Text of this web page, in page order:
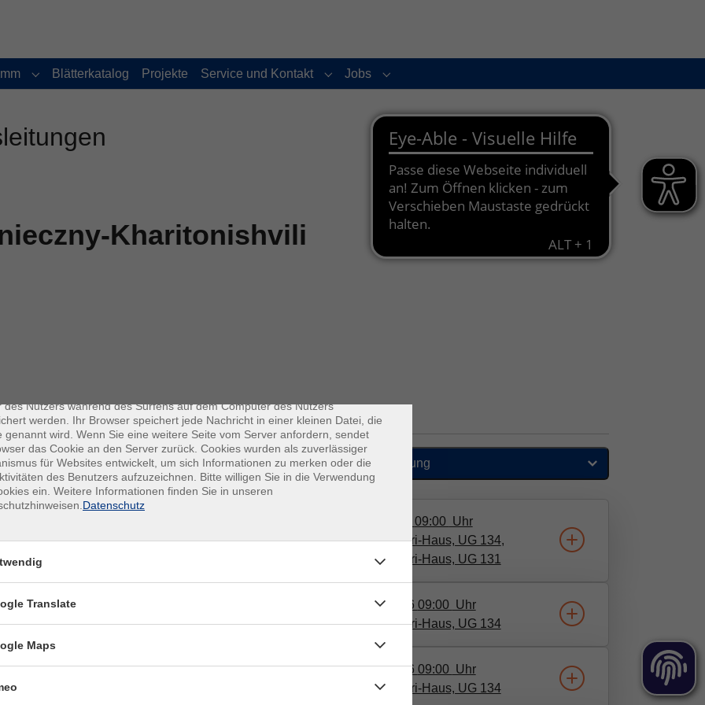
Submenu for "Programm"
Blätterkatalog Projekte Service und Kontakt
Submenu for "Service und Kontakt"
Jobs
Submenu for "Jobs"
Kharitonishvili
Sortierung
mit langsamer
- Modul 6
09:00 Uhr
Otb, Wolf-Ferrari-Haus, UG 134​,
Otb, Wolf-Ferrari-Haus, UG 131
mit langsamer
- Modul 7
24.09.2026 09:00 Uhr
Otb, Wolf-Ferrari-Haus, UG 134
mit langsamer
- Modul 8
Do .29.10.2026 09:00 Uhr
Otb, Wolf-Ferrari-Haus, UG 134
des Nutzers während des Surfens auf dem Computer des Nutzers
werden. Ihr Browser speichert jede Nachricht in einer kleinen Datei, die
genannt wird. Wenn Sie eine weitere Seite vom Server anfordern, sendet
das Cookie an den Server zurück. Cookies wurden als zuverlässiger
für Websites entwickelt, um sich Informationen zu merken oder die
des Benutzers aufzuzeichnen. Bitte willigen Sie in die Verwendung
ein. Weitere Informationen finden Sie in unseren
Datenschutz
Translate
Maps